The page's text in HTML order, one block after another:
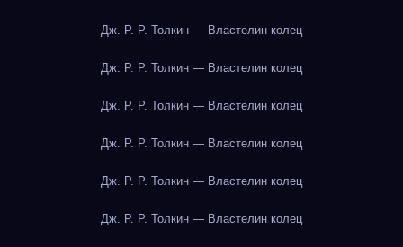
Дж. Р. Р. Толкин — Властелин колец
Дж. Р. Р. Толкин — Властелин колец
Дж. Р. Р. Толкин — Властелин колец
Дж. Р. Р. Толкин — Властелин колец
Дж. Р. Р. Толкин — Властелин колец
Дж. Р. Р. Толкин — Властелин колец